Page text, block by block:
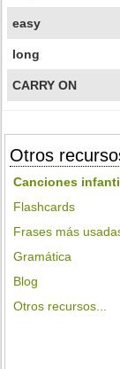
easy
long
CARRY ON
Otros
Canciones
Flashcards
Frases más
Gramática
Blog
Otros recursos...